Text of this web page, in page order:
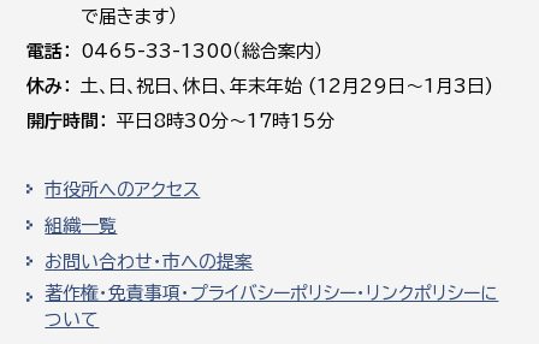
で届きます）
電話
0465-33-1300（総合案内）
休み
土､日､祝日、休日、年末年始 (12月29日～1月3日)
開庁時間
平日8時30分～17時15分
市役所へのアクセス
組織一覧
お問い合わせ・市への提案
著作権・免責事項・プライバシーポリシー・リンクポリシーに
ついて